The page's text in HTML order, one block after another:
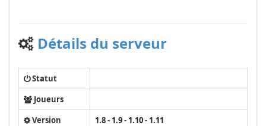
Détails du serveur
Statut
Joueurs
Version
1.8 - 1.9 - 1.10 - 1.11